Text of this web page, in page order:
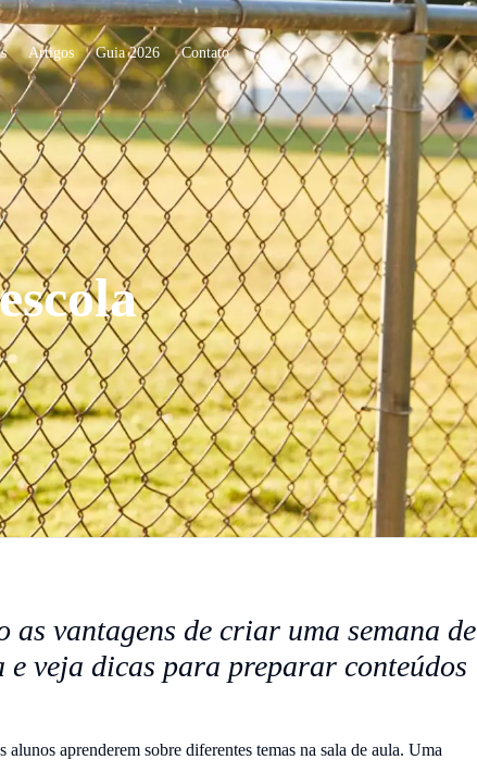
Artigos Guia 2026 Contato
as vantagens de criar uma semana de
e veja dicas para preparar conteúdos
alunos aprenderem sobre diferentes temas na sala de aula. Uma